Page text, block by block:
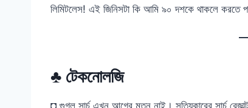
লিমিটলেস! এই জিনিসটা কি আমি ৯০ দশকে থাকলে করতে
♣ টেকনোলজি
◘ গুগল সার্চ এখন আগের মতন নাই। সত্যিকারের সার্চ